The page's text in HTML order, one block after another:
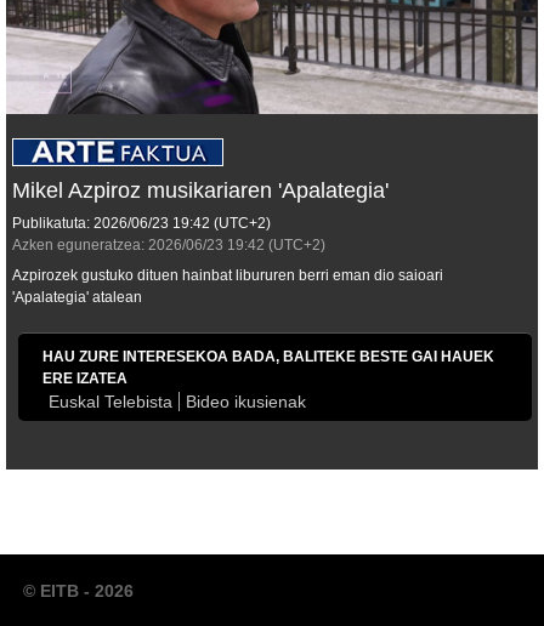
Mikel Azpiroz musikariaren 'Apalategia'
Publikatuta: 2026/06/23 19:42 (UTC+2)
Azken eguneratzea: 2026/06/23 19:42 (UTC+2)
Azpirozek gustuko dituen hainbat libururen berri eman dio saioari
'Apalategia' atalean
HAU ZURE INTERESEKOA BADA, BALITEKE BESTE GAI HAUEK
ERE IZATEA
Euskal Telebista Bideo ikusienak
© EITB - 2026